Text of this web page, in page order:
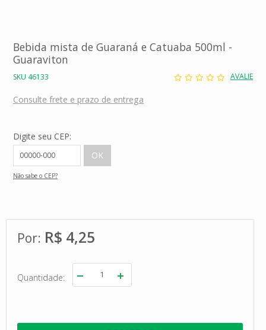
Bebida mista de Guaraná e Catuaba 500ml -
Guaraviton
SKU 46133 AVALIE
Consulte frete e prazo de entrega
Digite seu CEP:
Não sabe o CEP?
R$ 4,25
Quantidade